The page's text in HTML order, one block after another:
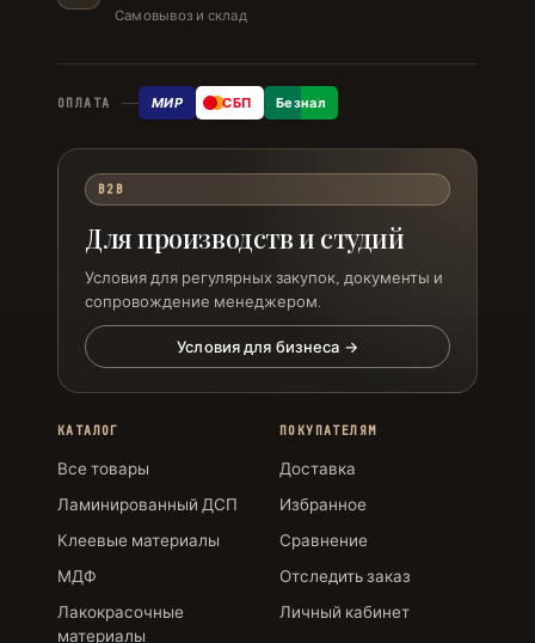
Самовывоз и склад
ОПЛАТА МИР СБП Безнал
B2B
Для производств и студий
Условия для регулярных закупок, документы и
сопровождение менеджером.
Условия для бизнеса →
КАТАЛОГ
Все товары
Ламинированный ДСП
Клеевые материалы
МДФ
Лакокрасочные
материалы
ПОКУПАТЕЛЯМ
Доставка
Избранное
Сравнение
Отследить заказ
Личный кабинет